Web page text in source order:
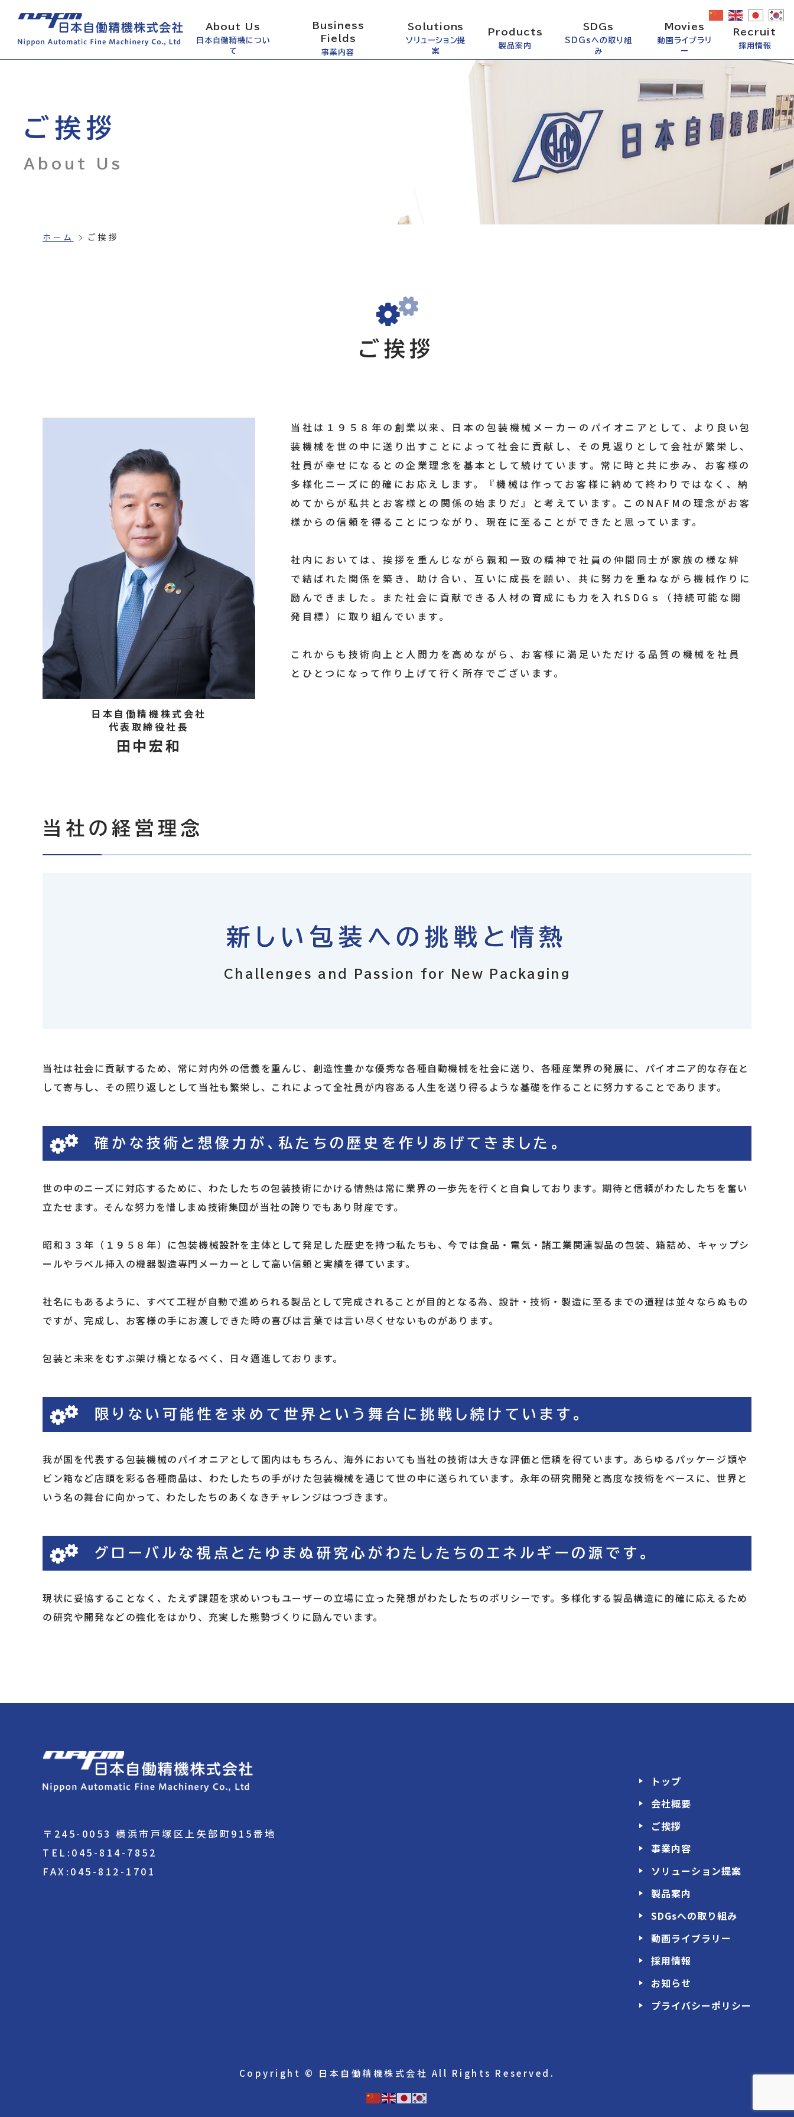
About Us
日本自働精機につい
て
Business
Fields
事業内容
Solutions
ソリューション提
案
Products
製品案内
SDGs
SDGsへの取り組
み
Movies
動画ライブラリ
ー
Recruit
採用情報
ご挨拶
About Us
ホーム ご挨拶
ご挨拶
日本自働精機株式会社
代表取締役社長
田中宏和
当社は１９５８年の創業以来、日本の包装機械メーカーのパイオニアとして、より良い包
装機械を世の中に送り出すことによって社会に貢献し、その見返りとして会社が繁栄し、
社員が幸せになるとの企業理念を基本として続けています。常に時と共に歩み、お客様の
多様化ニーズに的確にお応えします。『機械は作ってお客様に納めて終わりではなく、納
めてからが私共とお客様との関係の始まりだ』と考えています。このNAFMの理念がお客
様からの信頼を得ることにつながり、現在に至ることができたと思っています。
社内においては、挨拶を重んじながら親和一致の精神で社員の仲間同士が家族の様な絆
で結ばれた関係を築き、助け合い、互いに成長を願い、共に努力を重ねながら機械作りに
励んできました。また社会に貢献できる人材の育成にも力を入れSDGｓ（持続可能な開
発目標）に取り組んでいます。
これからも技術向上と人間力を高めながら、お客様に満足いただける品質の機械を社員
とひとつになって作り上げて行く所存でございます。
当社の経営理念
新しい包装への挑戦と情熱
Challenges and Passion for New Packaging
当社は社会に貢献するため、常に対内外の信義を重んじ、創造性豊かな優秀な各種自動機械を社会に送り、各種産業界の発展に、パイオニア的な存在と
して寄与し、その照り返しとして当社も繁栄し、これによって全社員が内容ある人生を送り得るような基礎を作ることに努力することであります。
確かな技術と想像力が、私たちの歴史を作りあげてきました。
世の中のニーズに対応するために、わたしたちの包装技術にかける情熱は常に業界の一歩先を行くと自負しております。期待と信頼がわたしたちを奮い
立たせます。そんな努力を惜しまぬ技術集団が当社の誇りでもあり財産です。
昭和３３年（１９５８年）に包装機械設計を主体として発足した歴史を持つ私たちも、今では食品・電気・諸工業関連製品の包装、箱詰め、キャップシ
ールやラベル挿入の機器製造専門メーカーとして高い信頼と実績を得ています。
社名にもあるように、すべて工程が自動で進められる製品として完成されることが目的となる為、設計・技術・製造に至るまでの道程は並々ならぬもの
ですが、完成し、お客様の手にお渡しできた時の喜びは言葉では言い尽くせないものがあります。
包装と未来をむすぶ架け橋となるべく、日々邁進しております。
限りない可能性を求めて世界という舞台に挑戦し続けています。
我が国を代表する包装機械のパイオニアとして国内はもちろん、海外においても当社の技術は大きな評価と信頼を得ています。あらゆるパッケージ類や
ビン箱など店頭を彩る各種商品は、わたしたちの手がけた包装機械を通じて世の中に送られています。永年の研究開発と高度な技術をベースに、世界と
いう名の舞台に向かって、わたしたちのあくなきチャレンジはつづきます。
グローバルな視点とたゆまぬ研究心がわたしたちのエネルギーの源です。
現状に妥協することなく、たえず課題を求めいつもユーザーの立場に立った発想がわたしたちのポリシーです。多様化する製品構造に的確に応えるため
の研究や開発などの強化をはかり、充実した態勢づくりに励んでいます。
〒245-0053 横浜市戸塚区上矢部町915番地
TEL:045-814-7852
FAX:045-812-1701
トップ
会社概要
ご挨拶
事業内容
ソリューション提案
製品案内
SDGsへの取り組み
動画ライブラリー
採用情報
お知らせ
プライバシーポリシー
Copyright © 日本自働精機株式会社 All Rights Reserved.